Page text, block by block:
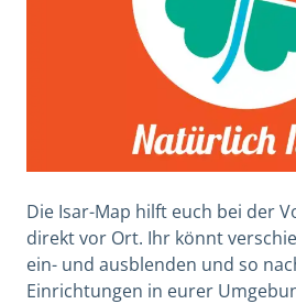
Die Isar-Map hilft euch bei der
direkt vor Ort. Ihr könnt
ein- und ausblenden und so
Einrichtungen in eurer